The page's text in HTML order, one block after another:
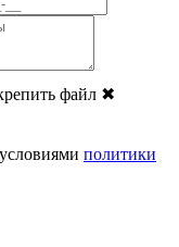
файл ✖
политики